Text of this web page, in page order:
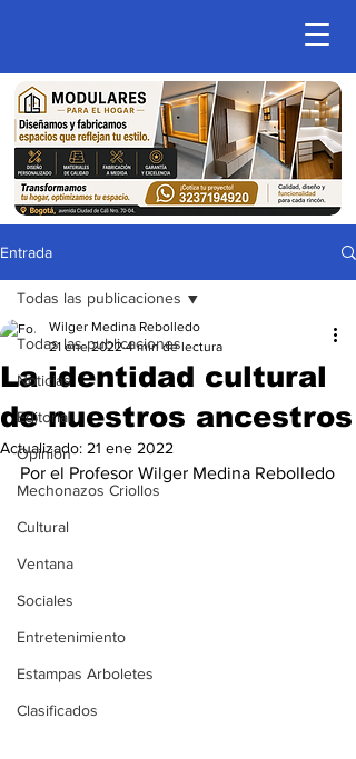
Entrada
Todas las publicaciones
Noticias
Editorial
Opinion
Mechonazos Criollos
Cultural
Ventana
Sociales
Entretenimiento
Estampas Arboletes
Clasificados
Todas las publicaciones
La identidad cultural
de nuestros ancestros
Wilger Medina Rebolledo
21 ene 2022 4 min de lectura
Actualizado: 21 ene 2022
Por el Profesor Wilger Medina Rebolledo